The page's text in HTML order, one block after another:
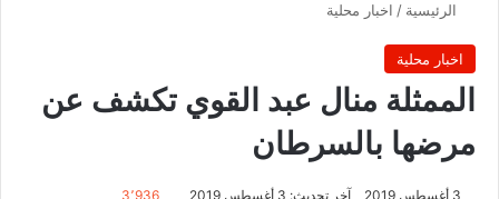
الرئيسية / اخبار محلية
اخبار محلية
الممثلة منال عبد القوي تكشف عن
مرضها بالسرطان
3 أغسطس 2019 آخر تحديث: 3 أغسطس 2019 3٬936